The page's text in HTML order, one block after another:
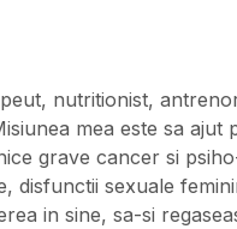
nutritionist,
mea este sa ajut
grave cancer si
disfunctii sexuale
in sine, sa-si